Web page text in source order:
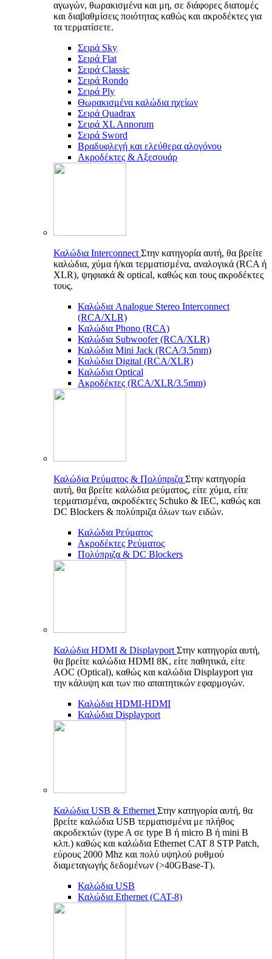
αγωγών, θωρακισμένα και μη, σε διάφορες διατομές
και διαβαθμίσεις ποιότητας καθώς και ακροδέκτες για
τα τερματίσετε.
Σειρά Sky
Σειρά Flat
Σειρά Classic
Σειρά Rondo
Σειρά Ply
Θωρακισμένα καλώδια ηχείων
Σειρά Quadrax
Σειρά XL Annorum
Σειρά Sword
Βραδυφλεγή και ελεύθερα αλογόνου
Ακροδέκτες & Αξεσουάρ
Καλώδια Interconnect Στην κατηγορία αυτή, θα βρείτε
καλώδια, χύμα ή/και τερματισμένα, αναλογικά (RCA ή
XLR), ψηφιακά & optical, καθώς και τους ακροδέκτες
τους.
Καλώδια Analogue Stereo Interconnect
(RCA/XLR)
Καλώδια Phono (RCA)
Καλώδια Subwoofer (RCA/XLR)
Καλώδια Mini Jack (RCA/3.5mm)
Καλώδια Digital (RCA/XLR)
Καλώδια Optical
Ακροδέκτες (RCA/XLR/3.5mm)
Καλώδια Ρεύματος & Πολύπριζα Στην κατηγορία
αυτή, θα βρείτε καλώδια ρεύματος, είτε χύμα, είτε
τερματισμένα, ακροδέκτες Schuko & IEC, καθώς και
DC Blockers & πολύπριζα όλων των ειδών.
Καλώδια Ρεύματος
Ακροδέκτες Ρεύματος
Πολύπριζα & DC Blockers
Καλώδια HDMI & Displayport Στην κατηγορία αυτή,
θα βρείτε καλώδια HDMI 8K, είτε παθητικά, είτε
AOC (Optical), καθώς και καλώδια Displayport για
την κάλυψη και των πιο απαιτητικών εφαρμογών.
Καλώδια HDMI-HDMI
Καλώδια Displayport
Καλώδια USB & Ethernet Στην κατηγορία αυτή, θα
βρείτε καλώδια USB τερματισμένα με πλήθος
ακροδεκτών (type A σε type B ή micro B ή mini B
κλπ.) καθώς και καλώδια Ethernet CAT 8 STP Patch,
εύρους 2000 Mhz και πολύ υψηλού ρυθμού
διαμεταγωγής δεδομένων (>40GBase-T).
Καλώδια USB
Καλώδια Ethernet (CAT-8)